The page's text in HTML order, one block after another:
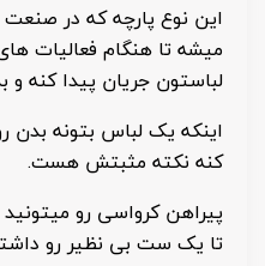
این نوع پارچه که در
میشه تا هنگام فعالیات
لباستون جریان پیدا کنه
اینکه یک لباس بتونه
کنه نکته مثبتش هست.
پیراهن کرواسی رو
تا یک ست بی نظیر رو